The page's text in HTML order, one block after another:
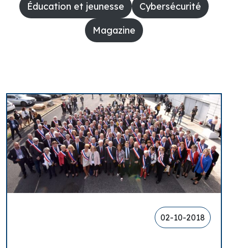
Éducation et jeunesse Cybersécurité
Magazine
02-10-2018